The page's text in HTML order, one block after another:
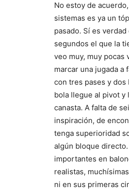
No estoy de
sistemas es ya un
pasado. Sí es
segundos el que la
veo muy, muy pocas
marcar una jugada a
con tres pases y dos
bola llegue al pivot y
canasta. A falta de
inspiración, de
tenga superioridad
algún bloque
importantes en
realistas,
ni en sus primeras